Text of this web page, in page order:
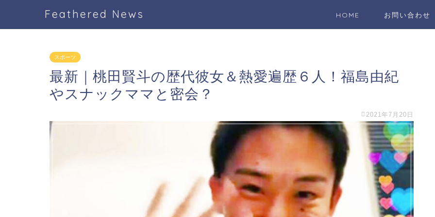
Feathered News HOME お問い合わせ
スポーツ
最新｜桃田賢斗の歴代彼女＆熱愛遍歴６人！福島由紀
やスナックママと密会？
2021年7月20日